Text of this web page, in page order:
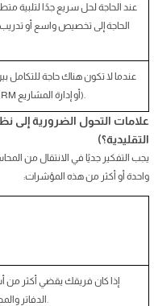
عند الحاجة لحل سريع جدًا لتلبية
الحاجة إلى تخصيص واسع أو
عندما لا تكون هناك حاجة للتكامل
(مثل إدارة علاقات العملاء CRM أو إدارة المشاريع).
التقليدية؟)
واحدة أو أكثر من هذه المؤشرات:
إذا كان فريقك يقضي أكثر من